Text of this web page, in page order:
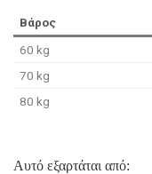
Βάρος
60 kg
70 kg
80 kg
Αυτό εξαρτάται από: